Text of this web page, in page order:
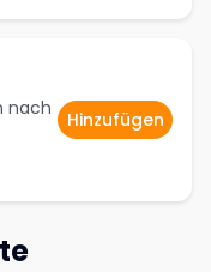
nach
Hinzufügen